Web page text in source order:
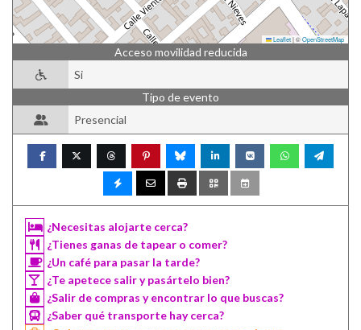
Leaflet|©OpenStreetMap
Acceso movilidad reducida
Si
Tipo de evento
Presencial
¿Necesitas alojarte cerca?
¿Tienes ganas de tapear o comer?
¿Un café para pasar la tarde?
¿Te apetece salir y pasártelo bien?
¿Salir de compras y encontrar lo que buscas?
¿Saber qué transporte hay cerca?